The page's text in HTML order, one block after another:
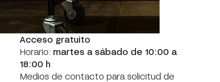
Acceso gratuito
Horario: martes a sábado de 10:00 a
18:00 h
Medios de contacto para solicitud de